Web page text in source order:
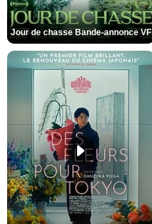
Jour de chasse Bande-annonce VF